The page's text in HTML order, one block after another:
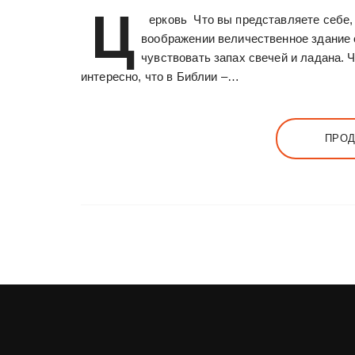
Ц
ерковь Что вы представляете
воображении величественное
чувствовать запах свечей и ладана.
интересно, что в Библии –…